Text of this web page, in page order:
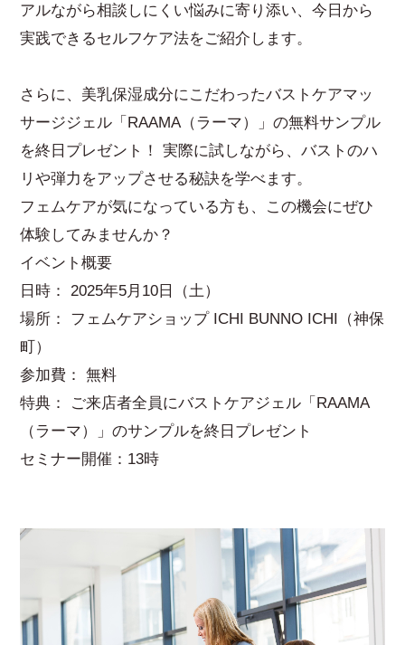
アルながら相談しにくい悩みに寄り添い、今日から
実践できるセルフケア法をご紹介します。
さらに、美乳保湿成分にこだわったバストケアマッ
サージジェル「RAAMA（ラーマ）」の無料サンプル
を終日プレゼント！ 実際に試しながら、バストのハ
リや弾力をアップさせる秘訣を学べます。
フェムケアが気になっている方も、この機会にぜひ
体験してみませんか？
イベント概要
日時： 2025年5月10日（土）
場所： フェムケアショップ ICHI BUNNO ICHI（神保
町）
参加費： 無料
特典： ご来店者全員にバストケアジェル「RAAMA
（ラーマ）」のサンプルを終日プレゼント
セミナー開催：13時